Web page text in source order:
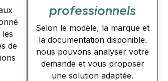
de
professionnels
Selon le modèle, la marque et
la documentation disponible.
nous pouvons analyser votre
demande et vous proposer
une solution adaptée.